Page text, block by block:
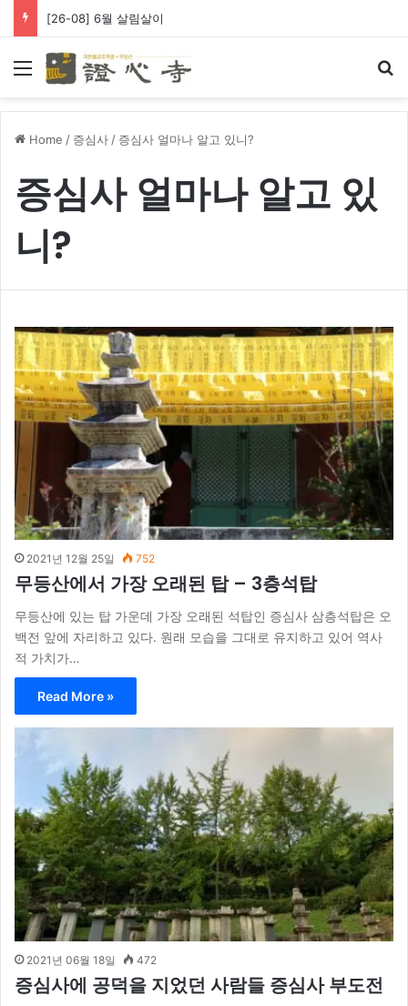
[26-08] 왕생극락 바라옵니다
Menu
Home / 증심사 / 증심사 얼마나 알고 있니?
증심사 얼마나 알고 있
니?
2021년 12월 25일 752
무등산에서 가장 오래된 탑 – 3층석탑
무등산에 있는 탑 가운데 가장 오래된 석탑인 증심사 삼층석탑은 오
백전 앞에 자리하고 있다. 원래 모습을 그대로 유지하고 있어 역사
적 가치가…
Read More »
2021년 06월 18일 472
증심사에 공덕을 지었던 사람들 증심사 부도전